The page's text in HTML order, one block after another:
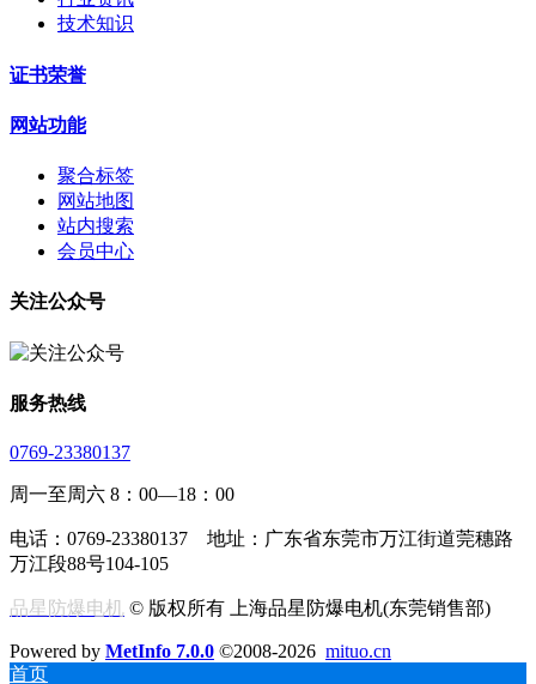
技术知识
证书荣誉
网站功能
聚合标签
网站地图
站内搜索
会员中心
关注公众号
服务热线
0769-23380137
周一至周六 8：00—18：00
电话：0769-23380137 地址：广东省东莞市万江街道莞穗路
万江段88号104-105
品星防爆电机 © 版权所有 上海品星防爆电机(东莞销售部)
Powered by MetInfo 7.0.0 ©2008-2026 mituo.cn
首页